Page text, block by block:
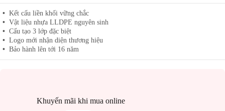
Kết cấu liền khối vững chắc
Vật liệu nhựa LLDPE nguyên sinh
Cấu tạo 3 lớp đặc biệt
Logo mới nhận diện thương hiệu
Bảo hành lên tới 16 năm
Khuyến mãi khi mua online